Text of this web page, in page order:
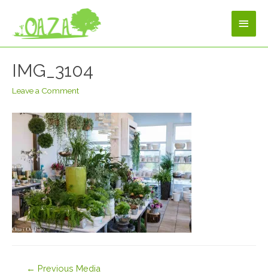
IMG_3104
Leave a Comment
← Previous Media